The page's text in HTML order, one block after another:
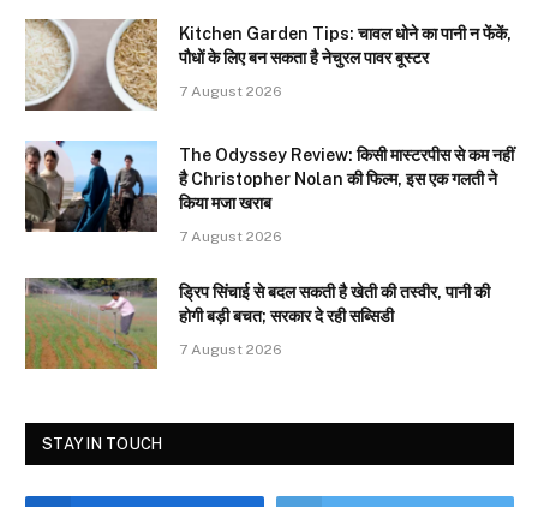
Kitchen Garden Tips: चावल धोने का पानी न फेंकें,
पौधों के लिए बन सकता है नेचुरल पावर बूस्टर
7 August 2026
The Odyssey Review: किसी मास्टरपीस से कम नहीं
है Christopher Nolan की फिल्म, इस एक गलती ने
किया मजा खराब
7 August 2026
ड्रिप सिंचाई से बदल सकती है खेती की तस्वीर, पानी की
होगी बड़ी बचत; सरकार दे रही सब्सिडी
7 August 2026
STAY IN TOUCH